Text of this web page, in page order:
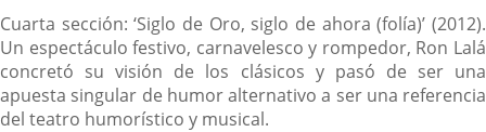
Cuarta sección: ‘Siglo de Oro, siglo de ahora (folía)’ (2012).
Un espectáculo festivo, carnavelesco y rompedor, Ron Lalá
concretó su visión de los clásicos y pasó de ser una
apuesta singular de humor alternativo a ser una referencia
del teatro humorístico y musical.